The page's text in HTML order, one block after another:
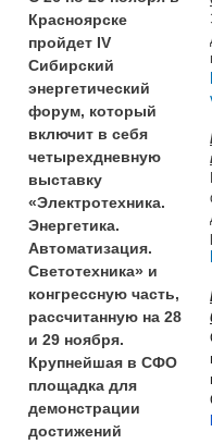
Красноярске
пройдет IV
Сибирский
энергетический
форум, который
включит в себя
четырехдневную
выставку
«Электротехника.
Энергетика.
Автоматизация.
Светотехника» и
конгрессную часть,
рассчитанную на 28
и 29 ноября.
Крупнейшая в СФО
площадка для
демонстрации
достижений